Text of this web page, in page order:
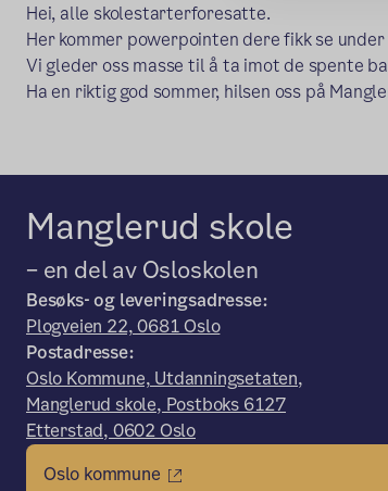
Hei, alle skolestarterforesatte.
Her kommer powerpointen dere fikk se
Vi gleder oss masse til å ta imot de spente
Ha en riktig god sommer, hilsen oss på
Manglerud skole
– en del av Osloskolen
Besøks- og leveringsadresse:
Plogveien 22, 0681 Oslo
Postadresse:
Oslo Kommune, Utdanningsetaten,
Manglerud skole, Postboks 6127
Etterstad, 0602 Oslo
Oslo kommune